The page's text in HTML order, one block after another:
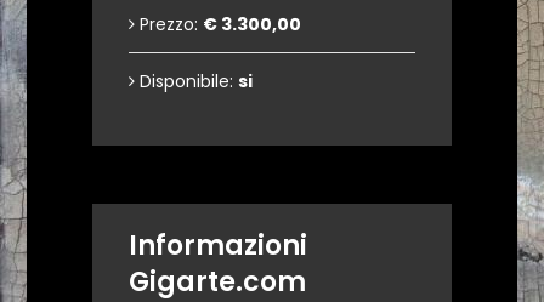
Prezzo: € 3.300,00
Disponibile: si
Informazioni
Gigarte.com